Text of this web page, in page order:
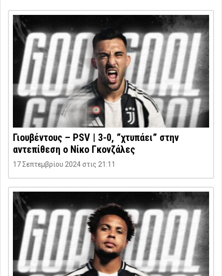
Γιουβέντους – PSV | 3-0, ”χτυπάει” στην
αντεπίθεση ο Νίκο Γκονζάλες
17 Σεπτεμβρίου 2024 στις 21:11